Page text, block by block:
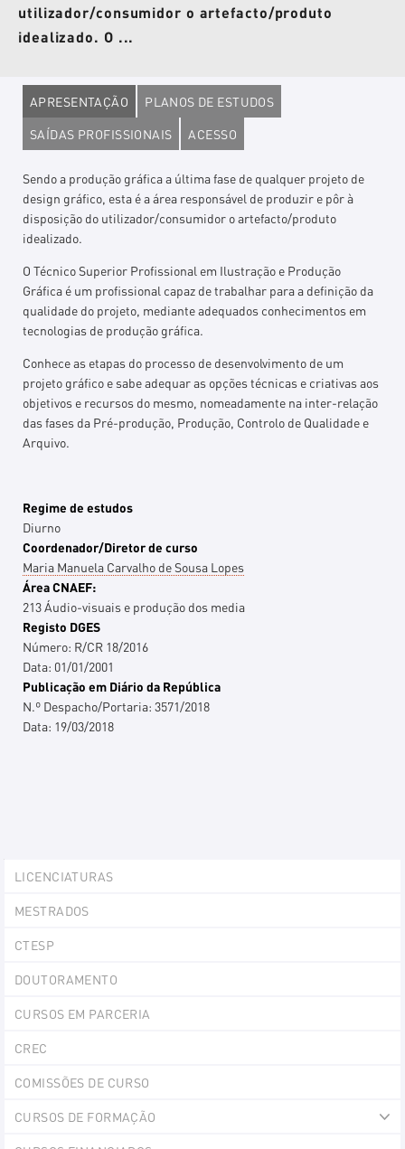
utilizador/consumidor o artefacto/produto
idealizado. O ...
APRESENTAÇÃO
PLANOS DE ESTUDOS
SAÍDAS PROFISSIONAIS
ACESSO
Sendo a produção gráfica a última fase de qualquer projeto de
design gráfico, esta é a área responsável de produzir e pôr à
disposição do utilizador/consumidor o artefacto/produto
idealizado.
O Técnico Superior Profissional em Ilustração e Produção
Gráfica é um profissional capaz de trabalhar para a definição da
qualidade do projeto, mediante adequados conhecimentos em
tecnologias de produção gráfica.
Conhece as etapas do processo de desenvolvimento de um
projeto gráfico e sabe adequar as opções técnicas e criativas aos
objetivos e recursos do mesmo, nomeadamente na inter-relação
das fases da Pré-produção, Produção, Controlo de Qualidade e
Arquivo.
Regime de estudos
Diurno
Coordenador/Diretor de curso
Maria Manuela Carvalho de Sousa Lopes
Área CNAEF:
213 Áudio-visuais e produção dos media
Registo DGES
Número: R/CR 18/2016
Data: 01/01/2001
Publicação em Diário da República
N.º Despacho/Portaria: 3571/2018
Data: 19/03/2018
Portlet
LICENCIATURAS
MESTRADOS
CTESP
DOUTORAMENTO
CURSOS EM PARCERIA
CREC
COMISSÕES DE CURSO
CURSOS DE FORMAÇÃO